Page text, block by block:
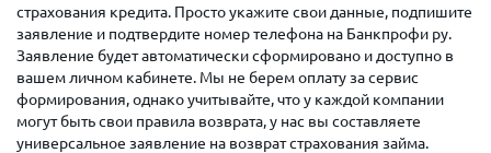
страхования кредита. Просто укажите свои данные, подпишите
заявление и подтвердите номер телефона на Банкпрофи ру.
Заявление будет автоматически сформировано и доступно в
вашем личном кабинете. Мы не берем оплату за сервис
формирования, однако учитывайте, что у каждой компании
могут быть свои правила возврата, у нас вы составляете
универсальное заявление на возврат страхования займа.